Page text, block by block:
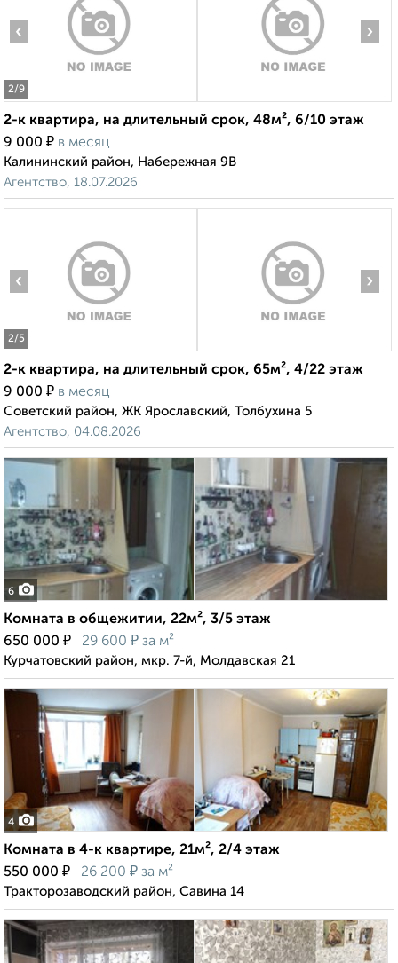
2/9
‹ ›
2-к квартира, на длительный срок, 48м², 6/10 этаж
9 000 ₽ в месяц
Калининский район, Набережная 9В
Агентство, 18.07.2026
2/5
‹ ›
2-к квартира, на длительный срок, 65м², 4/22 этаж
9 000 ₽ в месяц
Советский район, ЖК Ярославский, Толбухина 5
Агентство, 04.08.2026
6
Комната в общежитии, 22м², 3/5 этаж
650 000 ₽ 29 600 ₽ за м²
Курчатовский район, мкр. 7-й, Молдавская 21
4
Комната в 4-к квартире, 21м², 2/4 этаж
550 000 ₽ 26 200 ₽ за м²
Тракторозаводский район, Савина 14